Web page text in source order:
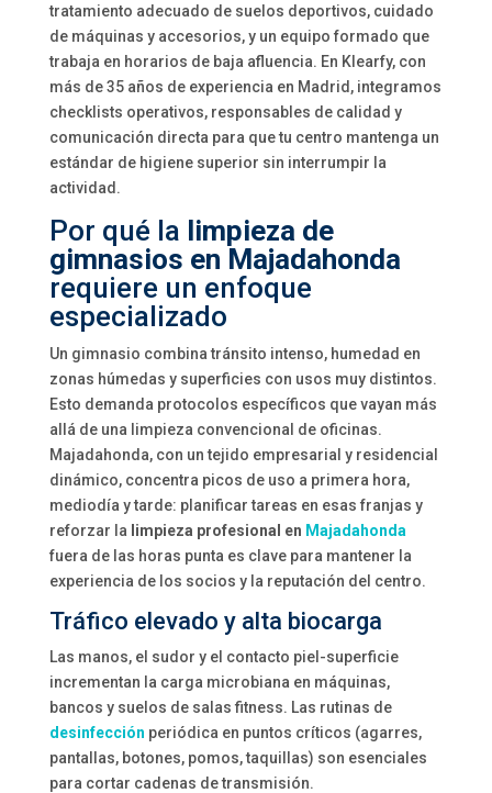
tratamiento adecuado de suelos deportivos, cuidado
de máquinas y accesorios, y un equipo formado que
trabaja en horarios de baja afluencia. En Klearfy, con
más de 35 años de experiencia en Madrid, integramos
checklists operativos, responsables de calidad y
comunicación directa para que tu centro mantenga un
estándar de higiene superior sin interrumpir la
actividad.
Por qué la limpieza de
gimnasios en Majadahonda
requiere un enfoque
especializado
Un gimnasio combina tránsito intenso, humedad en
zonas húmedas y superficies con usos muy distintos.
Esto demanda protocolos específicos que vayan más
allá de una limpieza convencional de oficinas.
Majadahonda, con un tejido empresarial y residencial
dinámico, concentra picos de uso a primera hora,
mediodía y tarde: planificar tareas en esas franjas y
reforzar la limpieza profesional en Majadahonda
fuera de las horas punta es clave para mantener la
experiencia de los socios y la reputación del centro.
Tráfico elevado y alta biocarga
Las manos, el sudor y el contacto piel-superficie
incrementan la carga microbiana en máquinas,
bancos y suelos de salas fitness. Las rutinas de
desinfección periódica en puntos críticos (agarres,
pantallas, botones, pomos, taquillas) son esenciales
para cortar cadenas de transmisión.